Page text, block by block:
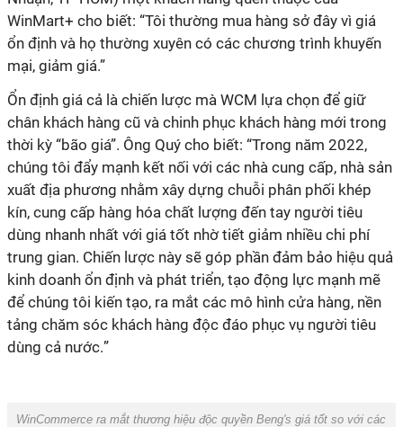
WinMart+ cho biết: “Tôi thường mua hàng sở đây vì giá
ổn định và họ thường xuyên có các chương trình khuyến
mại, giảm giá.”
Ổn định giá cả là chiến lược mà WCM lựa chọn để giữ
chân khách hàng cũ và chinh phục khách hàng mới trong
thời kỳ “bão giá”. Ông Quý cho biết: “Trong năm 2022,
chúng tôi đẩy mạnh kết nối với các nhà cung cấp, nhà sản
xuất địa phương nhằm xây dựng chuỗi phân phối khép
kín, cung cấp hàng hóa chất lượng đến tay người tiêu
dùng nhanh nhất với giá tốt nhờ tiết giảm nhiều chi phí
trung gian. Chiến lược này sẽ góp phần đảm bảo hiệu quả
kinh doanh ổn định và phát triển, tạo động lực mạnh mẽ
để chúng tôi kiến tạo, ra mắt các mô hình cửa hàng, nền
tảng chăm sóc khách hàng độc đáo phục vụ người tiêu
dùng cả nước.”
WinCommerce ra mắt thương hiệu độc quyền Beng's giá tốt so với các